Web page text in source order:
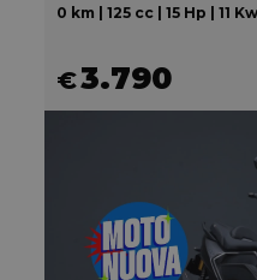
0 km | 125 cc | 15 Hp | 11 Kw
€3.790